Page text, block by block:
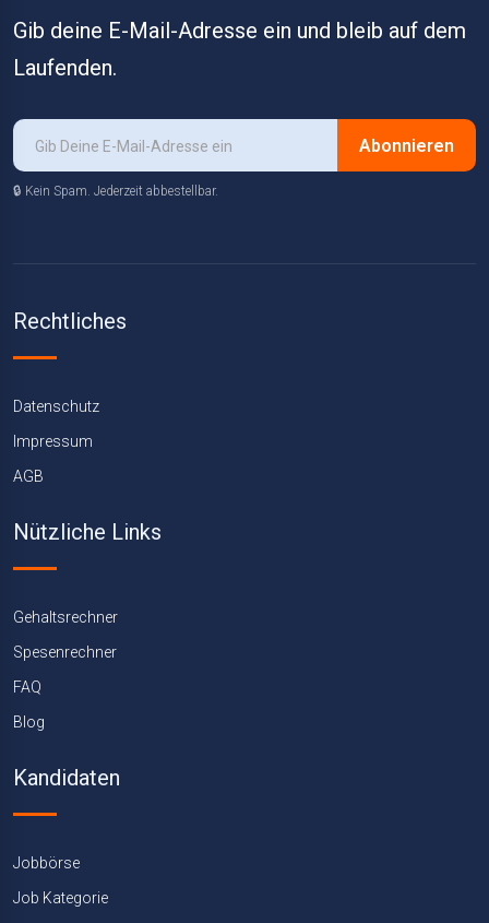
Gib deine E-Mail-Adresse ein und bleib auf dem
Laufenden.
Abonnieren
🔒 Kein Spam. Jederzeit abbestellbar.
Rechtliches
Datenschutz
Impressum
AGB
Nützliche Links
Gehaltsrechner
Spesenrechner
FAQ
Blog
Kandidaten
Jobbörse
Job Kategorie